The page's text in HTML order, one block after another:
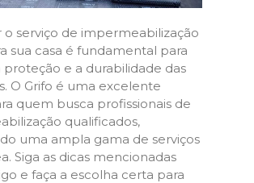
o serviço de impermeabilização
sua casa é fundamental para
proteção e a durabilidade das
O Grifo é uma excelente
quem busca profissionais de
qualificados,
uma ampla gama de serviços
Siga as dicas mencionadas
e faça a escolha certa para